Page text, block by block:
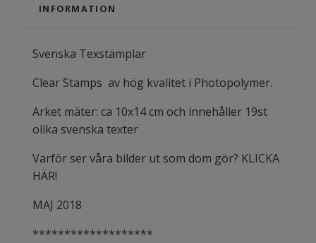
INFORMATION
Svenska Texstämplar
Clear Stamps av hög kvalitet i Photopolymer.
Arket mäter: ca 10x14 cm och innehåller 19st
olika svenska texter
Varför ser våra bilder ut som dom gör? KLICKA
HÄR!
MAJ 2018
*******************